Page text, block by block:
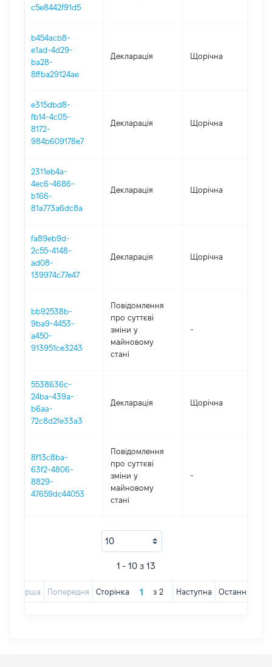
c5e8442f91d5
b454acb8-
e1ad-4d29-
ba28-
8ffba29124ae
Декларація Щорічна
e315dbd8-
fb14-4c05-
8172-
984b609178e7
Декларація Щорічна
2311eb4a-
4ec6-4686-
b166-
81a773a6dc8a
Декларація Щорічна
fa89eb9d-
2c55-4148-
ad08-
139974c77e47
Декларація Щорічна
bb92538b-
9ba9-4453-
a450-
913951ce3243
Повідомлення
про суттєві
зміни y
майновому
стані
-
5538636c-
24ba-439a-
b6aa-
72c8d2fe33a3
Декларація Щорічна
8f13c8ba-
63f2-4806-
8829-
47659dc44053
Повідомлення
про суттєві
зміни y
майновому
стані
-
1 - 10 з 13
Перша Попередня Сторінка з 2 Наступна Остання